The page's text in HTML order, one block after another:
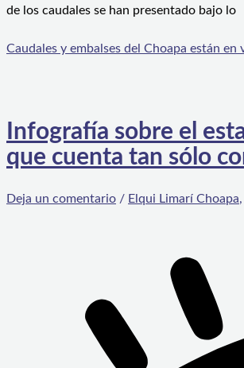
de los caudales se han presentado bajo lo
Caudales y embalses del Choapa están
Infografía sobre el
que cuenta tan sólo
Deja un comentario / Elqui Limarí Choapa,